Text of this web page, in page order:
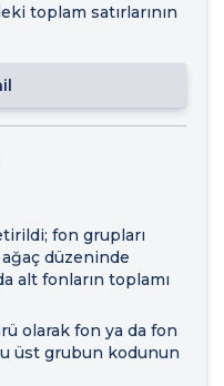
toplam satırlarının
fon grupları
düzeninde
alt fonların toplamı
olarak fon ya da fon
üst grubun kodunun